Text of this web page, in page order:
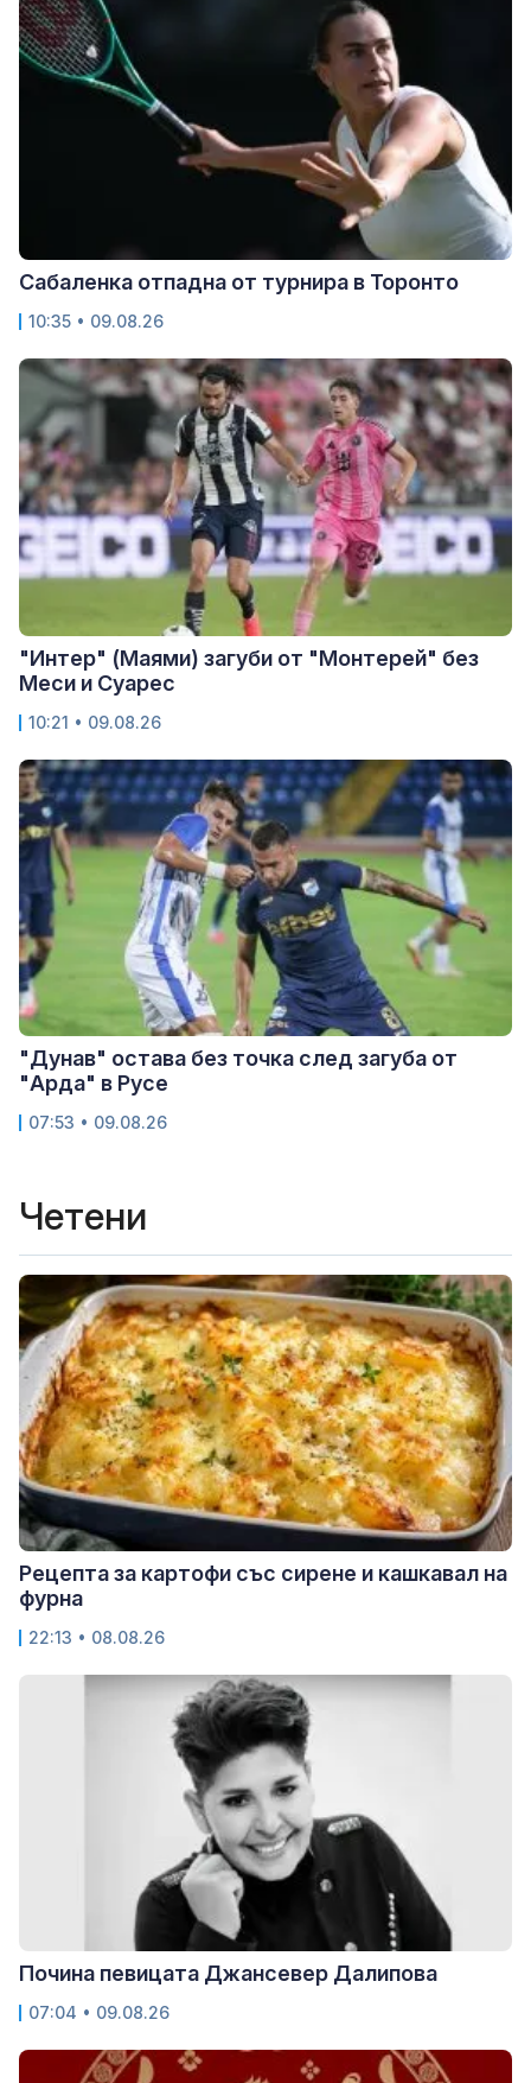
Сабаленка отпадна от турнира в Торонто
10:35 • 09.08.26
"Интер" (Маями) загуби от "Монтерей" без
Меси и Суарес
10:21 • 09.08.26
"Дунав" остава без точка след загуба от
"Арда" в Русе
07:53 • 09.08.26
Четени
Рецепта за картофи със сирене и кашкавал на
фурна
22:13 • 08.08.26
Почина певицата Джансевер Далипова
07:04 • 09.08.26